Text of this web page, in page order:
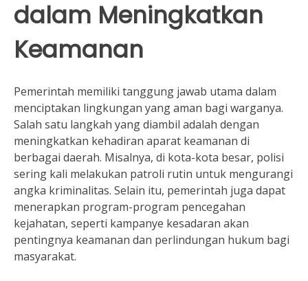
dalam Meningkatkan
Keamanan
Pemerintah memiliki tanggung jawab utama dalam
menciptakan lingkungan yang aman bagi warganya.
Salah satu langkah yang diambil adalah dengan
meningkatkan kehadiran aparat keamanan di
berbagai daerah. Misalnya, di kota-kota besar, polisi
sering kali melakukan patroli rutin untuk mengurangi
angka kriminalitas. Selain itu, pemerintah juga dapat
menerapkan program-program pencegahan
kejahatan, seperti kampanye kesadaran akan
pentingnya keamanan dan perlindungan hukum bagi
masyarakat.